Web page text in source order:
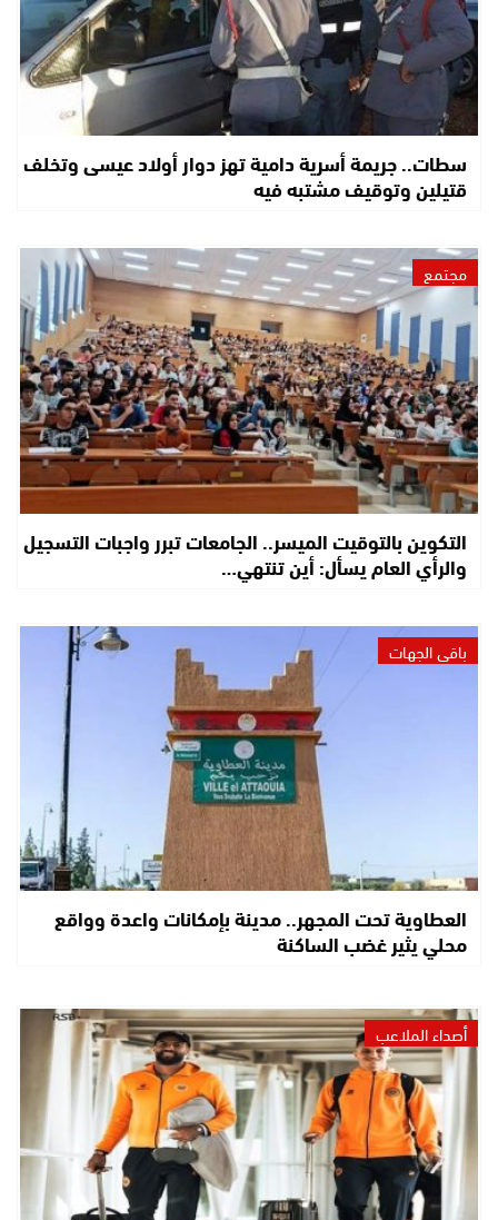
سطات.. جريمة أسرية دامية تهز دوار أولاد عيسى وتخلف
قتيلين وتوقيف مشتبه فيه
مجتمع
التكوين بالتوقيت الميسر.. الجامعات تبرر واجبات التسجيل
والرأي العام يسأل: أين تنتهي…
باقي الجهات
العطاوية تحت المجهر.. مدينة بإمكانات واعدة وواقع
محلي يثير غضب الساكنة
أصداء الملاعب